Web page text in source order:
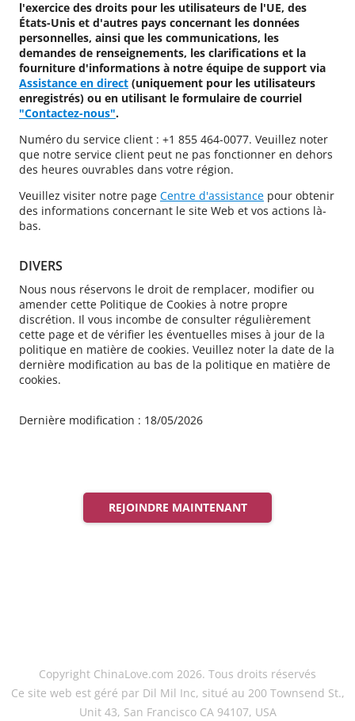
l'exercice des droits pour les utilisateurs de l'UE, des
États-Unis et d'autres pays concernant les données
personnelles, ainsi que les communications, les
demandes de renseignements, les clarifications et la
fourniture d'informations à notre équipe de support via
Assistance en direct (uniquement pour les utilisateurs
enregistrés) ou en utilisant le formulaire de courriel
"Contactez-nous".
Numéro du service client : +1 855 464-0077. Veuillez noter
que notre service client peut ne pas fonctionner en dehors
des heures ouvrables dans votre région.
Veuillez visiter notre page Centre d'assistance pour obtenir
des informations concernant le site Web et vos actions là-
bas.
DIVERS
Nous nous réservons le droit de remplacer, modifier ou
amender cette Politique de Cookies à notre propre
discrétion. Il vous incombe de consulter régulièrement
cette page et de vérifier les éventuelles mises à jour de la
politique en matière de cookies. Veuillez noter la date de la
dernière modification au bas de la politique en matière de
cookies.
Dernière modification : 18/05/2026
REJOINDRE MAINTENANT
Copyright ChinaLove.com 2026. Tous droits réservés
Ce site web est géré par Dil Mil Inc, situé au 200 Townsend St.,
Unit 43, San Francisco CA 94107, USA